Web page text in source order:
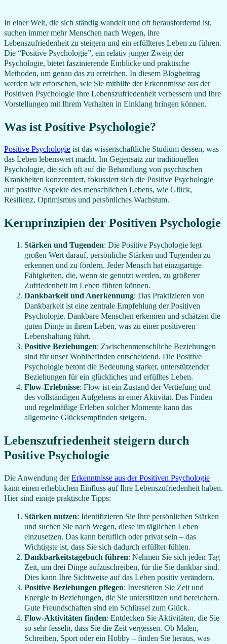
In einer Welt, die sich ständig wandelt und oft herausfordernd ist,
suchen immer mehr Menschen nach Wegen, ihre
Lebenszufriedenheit zu steigern und ein erfüllteres Leben zu führen.
Die “Positive Psychologie”, ein relativ junger Zweig der
Psychologie, bietet faszinierende Einblicke und praktische
Methoden, um genau das zu erreichen. In diesem Blogbeitrag
werden wir erforschen, wie Sie mithilfe der Erkenntnisse aus der
Positiven Psychologie Ihre Lebenszufriedenheit verbessern und Ihre
Vorstellungen mit Ihrem Verhalten in Einklang bringen können.
Was ist Positive Psychologie?
Positive Psychologie ist das wissenschaftliche Studium dessen, was
das Leben lebenswert macht. Im Gegensatz zur traditionellen
Psychologie, die sich oft auf die Behandlung von psychischen
Krankheiten konzentriert, fokussiert sich die Positive Psychologie
auf positive Aspekte des menschlichen Lebens, wie Glück,
Resilienz, Optimismus und persönliches Wachstum.
Kernprinzipien der Positiven Psychologie
Stärken und Tugenden: Die Positive Psychologie legt
großen Wert darauf, persönliche Stärken und Tugenden zu
erkennen und zu fördern. Jeder Mensch hat einzigartige
Fähigkeiten, die, wenn sie genutzt werden, zu größerer
Zufriedenheit im Leben führen können.
Dankbarkeit und Anerkennung: Das Praktizieren von
Dankbarkeit ist eine zentrale Empfehlung der Positiven
Psychologie. Dankbare Menschen erkennen und schätzen die
guten Dinge in ihrem Leben, was zu einer positiveren
Lebenshaltung führt.
Positive Beziehungen: Zwischenmenschliche Beziehungen
sind für unser Wohlbefinden entscheidend. Die Positive
Psychologie betont die Bedeutung starker, unterstützender
Beziehungen für ein glückliches und erfülltes Leben.
Flow-Erlebnisse: Flow ist ein Zustand der Vertiefung und
des vollständigen Aufgehens in einer Aktivität. Das Finden
und regelmäßige Erleben solcher Momente kann das
allgemeine Glücksempfinden steigern.
Lebenszufriedenheit steigern durch
Positive Psychologie
Die Anwendung derErkenntnisse aus der Positiven Psychologie
kann einen erheblichen Einfluss auf Ihre Lebenszufriedenheit haben.
Hier sind einige praktische Tipps:
Stärken nutzen: Identifizieren Sie Ihre persönlichen Stärken
und suchen Sie nach Wegen, diese im täglichen Leben
einzusetzen. Das kann beruflich oder privat sein – das
Wichtigste ist, dass Sie sich dadurch erfüllter fühlen.
Dankbarkeitstagebuch führen: Nehmen Sie sich jeden Tag
Zeit, um drei Dinge aufzuschreiben, für die Sie dankbar sind.
Dies kann Ihre Sichtweise auf das Leben positiv verändern.
Positive Beziehungen pflegen: Investieren Sie Zeit und
Energie in Beziehungen, die Sie unterstützen und bereichern.
Gute Freundschaften sind ein Schlüssel zum Glück.
Flow-Aktivitäten finden: Entdecken Sie Aktivitäten, die Sie
so sehr fesseln, dass Sie die Zeit vergessen. Ob Malen,
Schreiben, Sport oder ein Hobby – finden Sie heraus, was